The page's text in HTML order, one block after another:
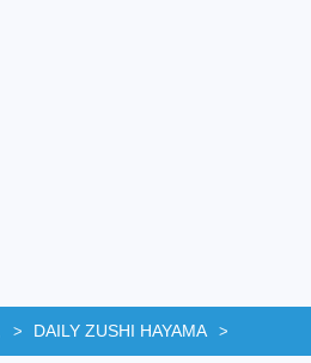
DAILY ZUSHI HAYAMA